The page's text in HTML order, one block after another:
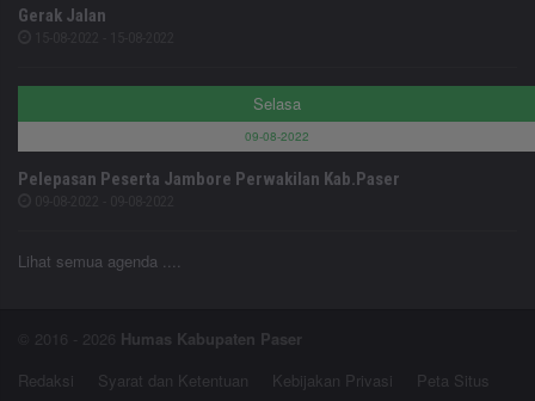
Gerak Jalan
Selasa
09-08-2022
Pelepasan Peserta Jambore Perwakilan Kab.Paser
Lihat semua agenda ....
© 2016 - 2026 Humas Kabupaten Paser
Redaksi
Syarat dan Ketentuan Kebijakan Privasi Peta Situs